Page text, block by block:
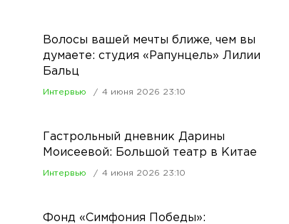
Волосы вашей мечты ближе, чем вы
думаете: студия «Рапунцель» Лилии
Бальц
Интервью 4 июня 2026 23:10
Гастрольный дневник Дарины
Моисеевой: Большой театр в Китае
Интервью 4 июня 2026 23:10
Фонд «Симфония Победы»: